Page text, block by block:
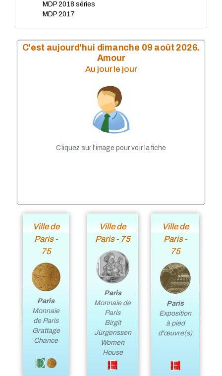
MDP 2018 séries
MDP 2017
MDP 2016 séries
MDP 2015
MDP 2014 séries
MDP 2007
MDP 2006
MDP 2001
MDP 2000
MDP 1999
MDP 1998
C'est aujourd'hui dimanche 09 août 2026.
Amour
Au jour le jour
Cliquez sur l'image pour voir la fiche
Ville de
Paris -
75
Paris
Monnaie
de Paris
Grattage
Chance
Ville de
Paris - 75
Paris
Monnaie de
Paris
Birgit
Jürgenssen
Women
House
Ville de
Paris -
75
Paris
Exposition
à pied
d'œuvre(s)